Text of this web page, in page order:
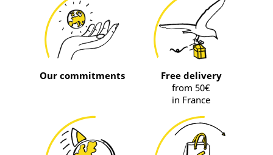
Our commitments
Free delivery
from 50€
in France